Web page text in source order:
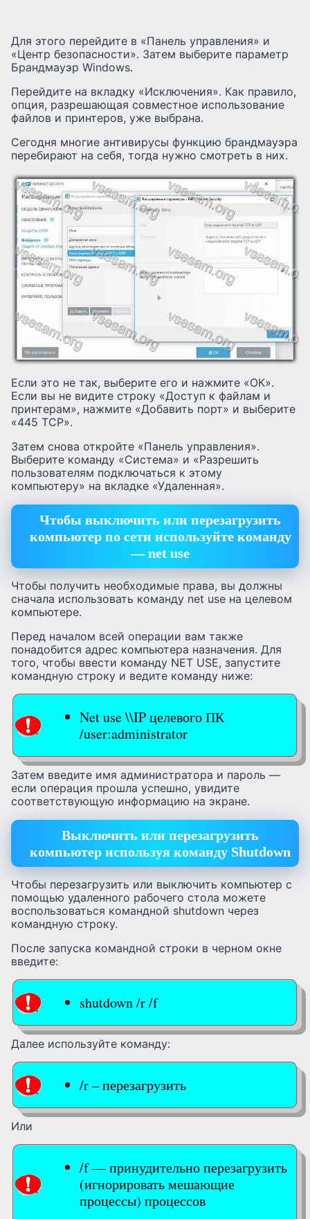
Для этого перейдите в «Панель управления» и
«Центр безопасности». Затем выберите параметр
Брандмауэр Windows.
Перейдите на вкладку «Исключения». Как правило,
опция, разрешающая совместное использование
файлов и принтеров, уже выбрана.
Сегодня многие антивирусы функцию брандмауэра
перебирают на себя, тогда нужно смотреть в них.
Если это не так, выберите его и нажмите «ОК».
Если вы не видите строку «Доступ к файлам и
принтерам», нажмите «Добавить порт» и выберите
«445 TCP».
Затем снова откройте «Панель управления».
Выберите команду «Система» и «Разрешить
пользователям подключаться к этому
компьютеру» на вкладке «Удаленная».
Чтобы выключить или перезагрузить
компьютер по сети используйте команду
— net use
Чтобы получить необходимые права, вы должны
сначала использовать команду net use на целевом
компьютере.
Перед началом всей операции вам также
понадобится адрес компьютера назначения. Для
того, чтобы ввести команду NET USE, запустите
командную строку и ведите команду ниже:
Net use \\IP целевого ПК
/user:administrator
Затем введите имя администратора и пароль —
если операция прошла успешно, увидите
соответствующую информацию на экране.
Выключить или перезагрузить
компьютер используя команду Shutdown
Чтобы перезагрузить или выключить компьютер с
помощью удаленного рабочего стола можете
воспользоваться командной shutdown через
командную строку.
После запуска командной строки в черном окне
введите:
shutdown /r /f
Далее используйте команду:
/r – перезагрузить
Или
/f — принудительно перезагрузить
(игнорировать мешающие
процессы) процессов